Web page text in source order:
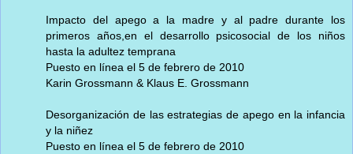
Impacto del apego a la madre y al padre durante los
primeros años,en el desarrollo psicosocial de los niños
hasta la adultez temprana
Puesto en línea el 5 de febrero de 2010
Karin Grossmann & Klaus E. Grossmann
Desorganización de las estrategias de apego en la infancia
y la niñez
Puesto en línea el 5 de febrero de 2010